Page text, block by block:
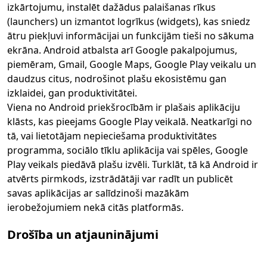
izkārtojumu, instalēt dažādus palaišanas rīkus
(launchers) un izmantot logrīkus (widgets), kas sniedz
ātru piekļuvi informācijai un funkcijām tieši no sākuma
ekrāna. Android atbalsta arī Google pakalpojumus,
piemēram, Gmail, Google Maps, Google Play veikalu un
daudzus citus, nodrošinot plašu ekosistēmu gan
izklaidei, gan produktivitātei.
Viena no Android priekšrocībām ir plašais aplikāciju
klāsts, kas pieejams Google Play veikalā. Neatkarīgi no
tā, vai lietotājam nepieciešama produktivitātes
programma, sociālo tīklu aplikācija vai spēles, Google
Play veikals piedāvā plašu izvēli. Turklāt, tā kā Android ir
atvērts pirmkods, izstrādātāji var radīt un publicēt
savas aplikācijas ar salīdzinoši mazākām
ierobežojumiem nekā citās platformās.
Drošība un atjauninājumi